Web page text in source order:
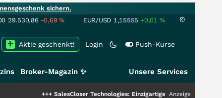
sichern.
29.530,86 -0,69% EUR/USD 1,15555 +0,01 %
Login Push-Kurse
Aktie geschenkt!
Broker-Magazin ✨ Unsere Services
SalesCloser Technologies: Einzigartige Leistung zieht die Top-Dogs
Anzeige